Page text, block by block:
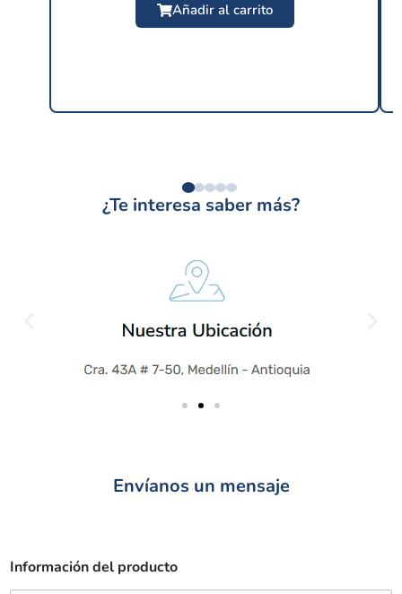
Añadir al carrito
¿Te interesa saber más?
Envíanos un mensaje
Información del producto